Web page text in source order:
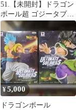
51.【未開封】ドラゴン
ボール超 ゴジータブル
ー 超かめはめ波!!
¥5,000
ドラゴンボール